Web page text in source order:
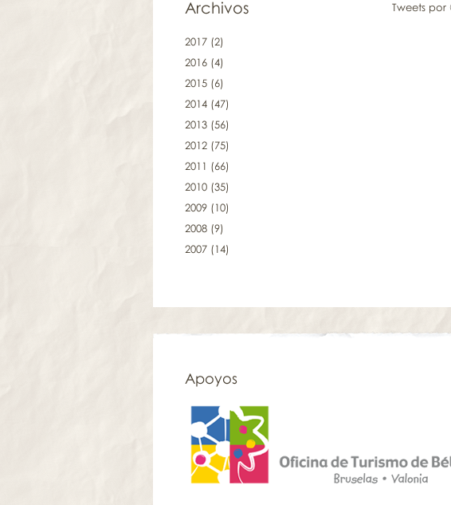
Archivos
2017 (2)
2016 (4)
2015 (6)
2014 (47)
2013 (56)
2012 (75)
2011 (66)
2010 (35)
2009 (10)
2008 (9)
2007 (14)
Tweets por
Apoyos